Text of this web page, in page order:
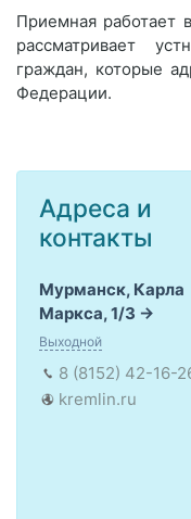
Приемная работает
рассматривает
граждан, которые
Федерации.
Адреса и
контакты
Мурманск, Карла
Маркса, 1/3
Выходной
8 (8152) 42-16-
kremlin.ru